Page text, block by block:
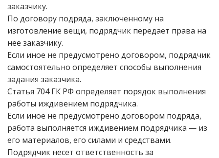
заказчику.
По договору подряда, заключенному на
изготовление вещи, подрядчик передает права на
нее заказчику.
Если иное не предусмотрено договором, подрядчик
самостоятельно определяет способы выполнения
задания заказчика.
Статья 704 ГК РФ определяет порядок выполнения
работы иждивением подрядчика.
Если иное не предусмотрено договором подряда,
работа выполняется иждивением подрядчика — из
его материалов, его силами и средствами.
Подрядчик несет ответственность за